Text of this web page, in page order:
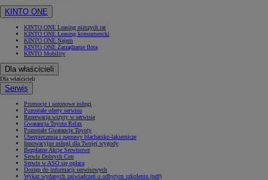
KINTO ONE
KINTO ONE Leasing niższych rat
KINTO ONE Leasing konsumencki
KINTO ONE Najem
KINTO ONE Zarządzanie flotą
KINTO Mobility
Dla właścicieli
Dla właścicieli
Serwis
Promocje i sezonowe usługi
Pozostałe oferty serwisu
Rezerwacja wizyty w serwisie
Gwarancja Toyota Relax
Pozostałe Gwarancje Toyoty
Ubezpieczenia i naprawy blacharsko-lakiernicze
Innowacyjne usługi dla Twojej wygody
Bezpłatne Akcje Serwisowe
Serwis Dobrych Cen
Serwis w ASO się opłaca
Dostęp do informacji serwisowych
Wykaz wydanych zaświadczeń o odbytym szkoleniu (pdf)